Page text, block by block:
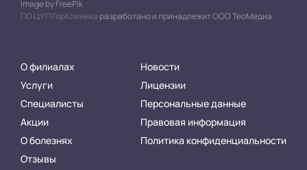
Image by FreePik
ПО ЦУП ГорКлиника разработано и принадлежит ООО ТеоМедиа
О филиалах
Услуги
Специалисты
Акции
О болезнях
Отзывы
Новости
Лицензии
Персональные данные
Правовая информация
Политика конфиденциальности